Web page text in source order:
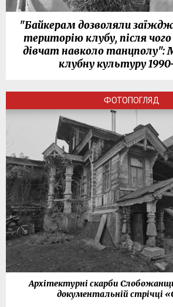
"Байкерам дозволяли
територію клубу, після
дівчат навколо танцполу":
клубну культуру
ФОТОПОГЛЯД
Архітектурні скарби
документальній стрічці